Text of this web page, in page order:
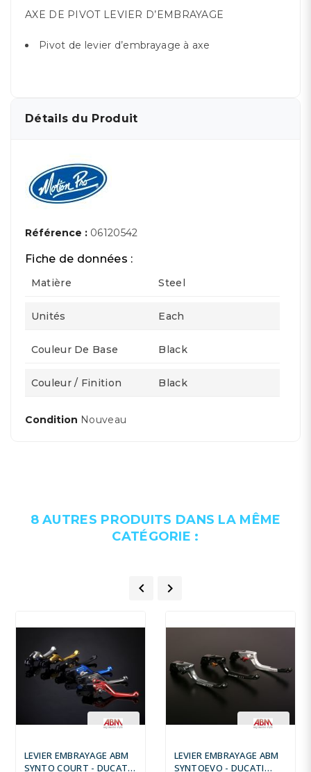
AXE DE PIVOT LEVIER D’EMBRAYAGE
Pivot de levier d’embrayage à axe
Détails du Produit
Référence : 06120542
Fiche de données :
Matière Steel
Unités Each
Couleur De Base Black
Couleur / Finition Black
Condition Nouveau
8 AUTRES PRODUITS DANS LA MÊME
CATÉGORIE :
 
LEVIER EMBRAYAGE ABM
SYNTO COURT - DUCATI
LEVIER EMBRAYAGE ABM
SYNTOEVO - DUCATI